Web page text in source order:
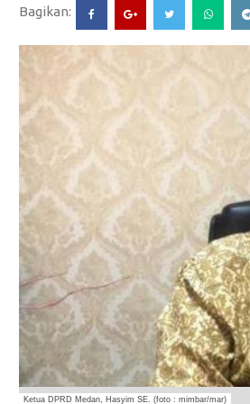
Bagikan:
Ketua DPRD Medan, Hasyim SE. (foto : mimbar/mar)